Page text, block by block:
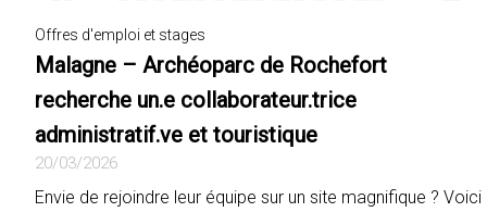
Offres d'emploi et stages
Malagne – Archéoparc de Rochefort
recherche un.e collaborateur.trice
administratif.ve et touristique
20/03/2026
Envie de rejoindre leur équipe sur un site magnifique ? Voici